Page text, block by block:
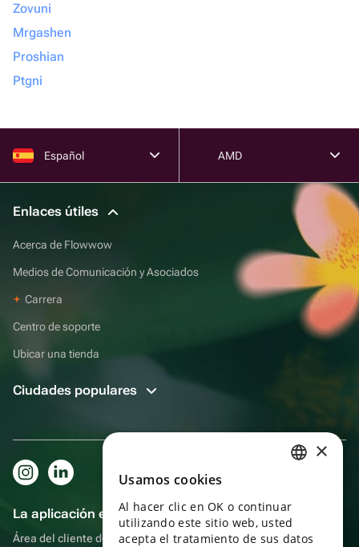
Zovuni
Mrgashen
Proshian
Ptgni
Español AMD
Enlaces útiles
Acerca de Flowwow
Medios de Comunicación y Asociados
Carrera
Centro de soporte
Ubicar una tienda
Ciudades populares
La aplicación es aún más práctica.
Área del cliente del destinatario, más bonos por compras y
ENGLISH
UKRAINIAN
×
Usamos cookies
Al hacer clic en OK o continuar
utilizando este sitio web, usted
acepta el tratamiento de sus datos